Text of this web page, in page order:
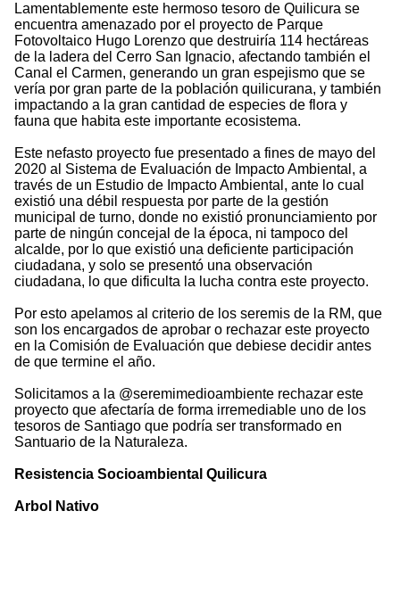
Lamentablemente este hermoso tesoro de Quilicura se
encuentra amenazado por el proyecto de Parque
Fotovoltaico Hugo Lorenzo que destruiría 114 hectáreas
de la ladera del Cerro San Ignacio, afectando también el
Canal el Carmen, generando un gran espejismo que se
vería por gran parte de la población quilicurana, y también
impactando a la gran cantidad de especies de flora y
fauna que habita este importante ecosistema.
Este nefasto proyecto fue presentado a fines de mayo del
2020 al Sistema de Evaluación de Impacto Ambiental, a
través de un Estudio de Impacto Ambiental, ante lo cual
existió una débil respuesta por parte de la gestión
municipal de turno, donde no existió pronunciamiento por
parte de ningún concejal de la época, ni tampoco del
alcalde, por lo que existió una deficiente participación
ciudadana, y solo se presentó una observación
ciudadana, lo que dificulta la lucha contra este proyecto.
Por esto apelamos al criterio de los seremis de la RM, que
son los encargados de aprobar o rechazar este proyecto
en la Comisión de Evaluación que debiese decidir antes
de que termine el año.
Solicitamos a la @seremimedioambiente rechazar este
proyecto que afectaría de forma irremediable uno de los
tesoros de Santiago que podría ser transformado en
Santuario de la Naturaleza.
Resistencia Socioambiental Quilicura
Arbol Nativo